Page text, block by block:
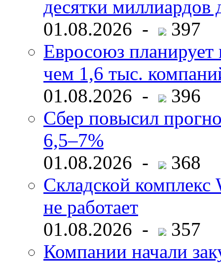
десятки миллиардов
01.08.2026 -
397
Евросоюз планирует
чем 1,6 тыс.
01.08.2026 -
396
Сбер повысил
6,5–7%
01.08.2026 -
368
Складской комплекс
не работает
01.08.2026 -
357
Компании начали